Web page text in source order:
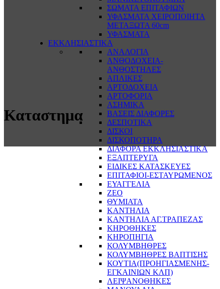
ΣΩΜΑΤΑ ΕΠΙΤΑΦΙΩΝ
ΥΦΑΣΜΑΤΑ ΧΕΙΡΟΠΟΙΗΤΑ
ΜΕΤΑΞΩΤΑ 60cm
ΥΦΑΣΜΑΤΑ
ΕΚΚΛΗΣΙΑΣΤΙΚΑ
ΑΝΑΛΟΓΙΑ
ΑΝΘΟΔΟΧΕΙΑ-
ΑΝΘΟΣΤΗΛΕΣ
ΑΠΛΙΚΕΣ
ΑΡΤΟΔΟΧΕΙΑ
ΑΡΤΟΦΟΡΙΑ
ΑΣΗΜΙΚΑ
ΒΑΣΕΙΣ ΔΙΑΦΟΡΕΣ
ΔΕΣΠΟΤΙΚΑ
ΔΙΣΚΟΙ
ΔΙΣΚΟΠΟΤΗΡΑ
ΔΙΑΦΟΡΑ ΕΚΚΛΗΣΙΑΣΤΙΚΑ
ΕΞΑΠΤΕΡΥΓΑ
ΕΙΔΙΚΕΣ ΚΑΤΑΣΚΕΥΕΣ
ΕΠΙΤΑΦΙΟΙ-ΕΣΤΑΥΡΩΜΕΝΟΣ
ΕΥΑΓΓΕΛΙΑ
ΖΕΟ
ΘΥΜΙΑΤΑ
ΚΑΝΤΗΛΙΑ
ΚΑΝΤΗΛΙΑ ΑΓ.ΤΡΑΠΕΖΑΣ
ΚΗΡΟΘΗΚΕΣ
ΚΗΡΟΠΗΓΙΑ
ΚΟΛΥΜΒΗΘΡΕΣ
ΚΟΛΥΜΒΗΘΡΕΣ ΒΑΠΤΙΣΗΣ
ΚΟΥΤΙΑ(ΠΡΟΗΓΙΑΣΜΕΝΗΣ-
ΕΓΚΑΙΝΙΩΝ ΚΛΠ)
ΛΕΙΨΑΝΟΘΗΚΕΣ
Καταστημα